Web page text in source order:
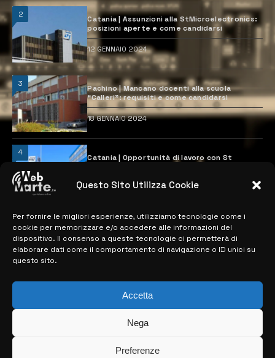
Questo Sito Utilizza Cookie
Per fornire le migliori esperienze, utilizziamo tecnologie come i
cookie per memorizzare e/o accedere alle informazioni del
dispositivo. Il consenso a queste tecnologie ci permetterà di
elaborare dati come il comportamento di navigazione o ID unici su
questo sito.
Accetta
Nega
Preferenze
2
Catania | Assunzioni alla StMicroelectronics:
posizioni aperte e come candidarsi
12 GENNAIO 2024
3
Pachino | Mancano docenti alla scuola
“Calleri”: requisiti e come candidarsi
18 GENNAIO 2024
4
Catania | Opportunità di lavoro con St
28 MARZO 2024
MAPPA DEL SITO
> NOTIZIE
> CONTATTI